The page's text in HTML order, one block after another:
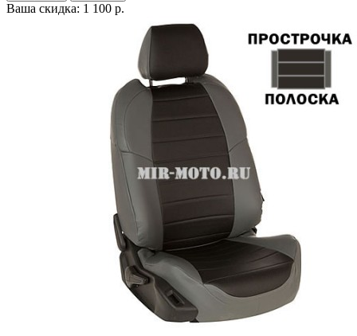
Ваша скидка: 1 100 р.